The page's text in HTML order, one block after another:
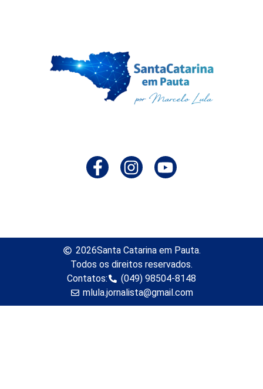
2026Santa Catarina em Pauta.
Todos os direitos reservados.
Contatos:
(049) 98504-8148
mlula.jornalista@gmail.com